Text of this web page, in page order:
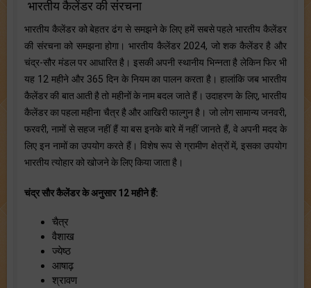
भारतीय कैलेंडर की संरचना
भारतीय कैलेंडर को बेहतर ढंग से समझने के लिए हमें सबसे पहले भारतीय कैलेंडर
की संरचना को समझना होगा। भारतीय कैलेंडर 2024, जो शक कैलेंडर है और
चंद्र-सौर मंडल पर आधारित है। इसकी अपनी स्थानीय भिन्नता है लेकिन फिर भी
यह 12 महीने और 365 दिन के नियम का पालन करता है। हालांकि जब भारतीय
कैलेंडर की बात आती है तो महीनों के नाम बदल जाते हैं। उदाहरण के लिए, भारतीय
कैलेंडर का पहला महीना चैत्र है और आखिरी फाल्गुन है। जो लोग सामान्य जनवरी,
फरवरी, नामों से सहज नहीं हैं या बस इनके बारे में नहीं जानते हैं, वे अपनी मदद के
लिए इन नामों का उपयोग करते हैं। विशेष रूप से ग्रामीण क्षेत्रों में, इसका उपयोग
भारतीय त्योहार को खोजने के लिए किया जाता है।
चंद्र सौर कैलेंडर के अनुसार 12 महीने हैं:
चैत्र
वैशाख
ज्येष्ठ
आषाढ़
श्रावण